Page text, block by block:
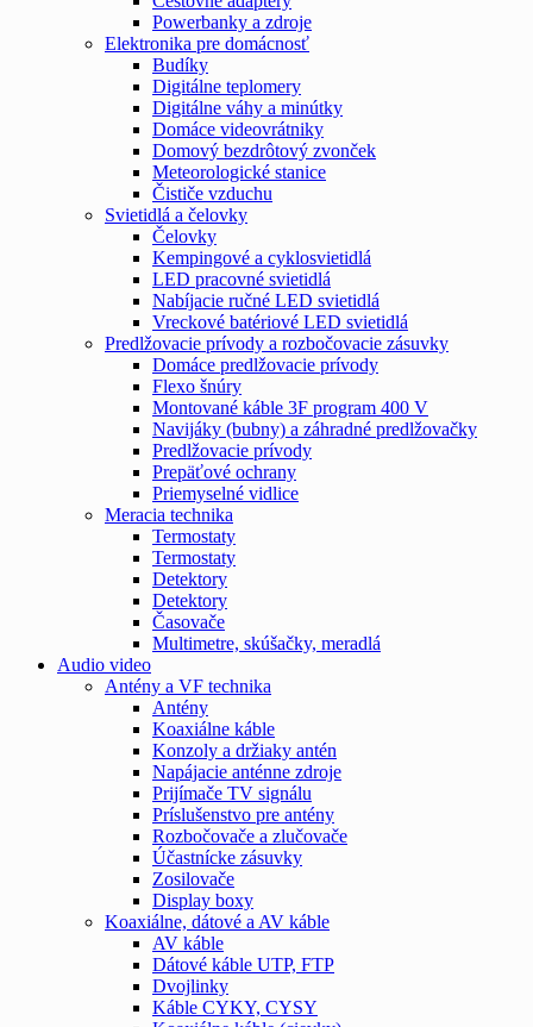
Powerbanky a zdroje
Elektronika pre domácnosť
Budíky
Digitálne teplomery
Digitálne váhy a minútky
Domáce videovrátniky
Domový bezdrôtový zvonček
Meteorologické stanice
Čističe vzduchu
Svietidlá a čelovky
Čelovky
Kempingové a cyklosvietidlá
LED pracovné svietidlá
Nabíjacie ručné LED svietidlá
Vreckové batériové LED svietidlá
Predlžovacie prívody a rozbočovacie zásuvky
Domáce predlžovacie prívody
Flexo šnúry
Montované káble 3F program 400 V
Navijáky (bubny) a záhradné predlžovačky
Predlžovacie prívody
Prepäťové ochrany
Priemyselné vidlice
Meracia technika
Termostaty
Termostaty
Detektory
Detektory
Časovače
Multimetre, skúšačky, meradlá
Audio video
Antény a VF technika
Antény
Koaxiálne káble
Konzoly a držiaky antén
Napájacie anténne zdroje
Prijímače TV signálu
Príslušenstvo pre antény
Rozbočovače a zlučovače
Účastnícke zásuvky
Zosilovače
Display boxy
Koaxiálne, dátové a AV káble
AV káble
Dátové káble UTP, FTP
Dvojlinky
Káble CYKY, CYSY